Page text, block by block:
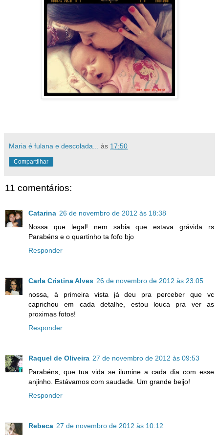
Maria é fulana e descolada... às 17:50
Compartilhar
11 comentários:
Catarina 26 de novembro de 2012 às 18:38
Nossa que legal! nem sabia que estava grávida rs
Parabéns e o quartinho ta fofo bjo
Responder
Carla Cristina Alves 26 de novembro de 2012 às 23:05
nossa, à primeira vista já deu pra perceber que vc
caprichou em cada detalhe, estou louca pra ver as
proximas fotos!
Responder
Raquel de Oliveira 27 de novembro de 2012 às 09:53
Parabéns, que tua vida se ilumine a cada dia com esse
anjinho. Estávamos com saudade. Um grande beijo!
Responder
Rebeca 27 de novembro de 2012 às 10:12